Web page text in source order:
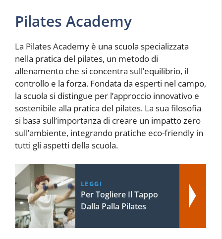
Pilates Academy
La Pilates Academy è una scuola specializzata
nella pratica del pilates, un metodo di
allenamento che si concentra sull’equilibrio, il
controllo e la forza. Fondata da esperti nel campo,
la scuola si distingue per l’approccio innovativo e
sostenibile alla pratica del pilates. La sua filosofia
si basa sull’importanza di creare un impatto zero
sull’ambiente, integrando pratiche eco-friendly in
tutti gli aspetti della scuola.
LEGGI
Per Togliere Il Tappo
Dalla Palla Pilates